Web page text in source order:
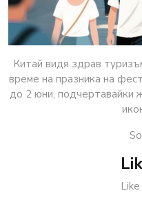
Китай видя здрав
време на празника на
до 2 юни, подчертавайки